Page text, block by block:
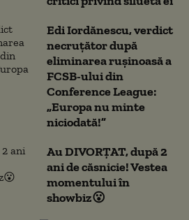
Edi Iordănescu, verdict
necruțător după
eliminarea rușinoasă a
FCSB-ului din
Conference League:
„Europa nu minte
niciodată!”
Au DIVORȚAT, după 2
ani de căsnicie! Vestea
momentului în
showbiz😮